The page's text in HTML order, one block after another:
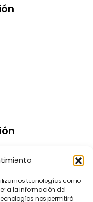
tecnologías como
a la información del
nos permitirá